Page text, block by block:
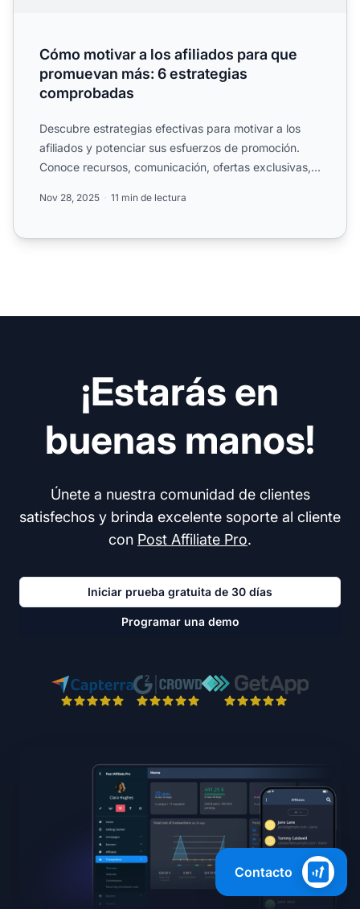
Cómo motivar a los afiliados para que
promuevan más: 6 estrategias
comprobadas
Descubre estrategias efectivas para motivar a los
afiliados y potenciar sus esfuerzos de promoción.
Conoce recursos, comunicación, ofertas exclusivas,
Nov 28, 2025 11 min de lectura
¡Estarás en
buenas manos!
Únete a nuestra comunidad de clientes
satisfechos y brinda excelente soporte al cliente
con Post Affiliate Pro.
Iniciar prueba gratuita de 30 días
Programar una demo
Contacto